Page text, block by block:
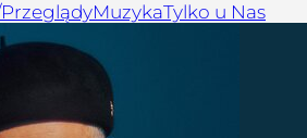
MuzykaTylko u Nas